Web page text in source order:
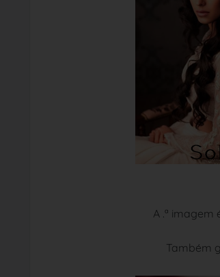
A .ª
Também